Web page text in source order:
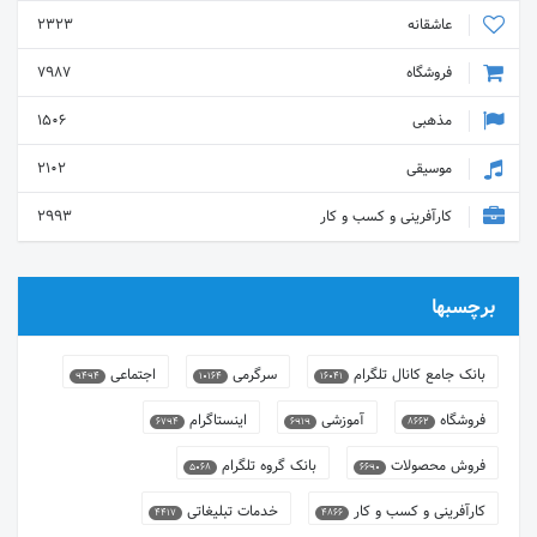
عاشقانه
2323
فروشگاه
7987
مذهبی
1506
موسیقی
2102
کارآفرینی و کسب و کار
2993
برچسبها
بانک جامع کانال تلگرام 16041 سرگرمی 10164 اجتماعی 9494
فروشگاه 8662 آموزشی 6919 اینستاگرام 6794
فروش محصولات 6690 بانک گروه تلگرام 5068
کارآفرینی و کسب و کار 4866 خدمات تبلیغاتی 4417